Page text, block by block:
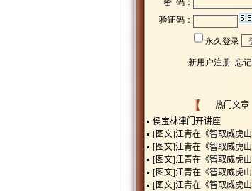
热门文章
侯宝林津门开讲座
[图文]江青在《智取威虎山
[图文]江青在《智取威虎山
[图文]江青在《智取威虎山
[图文]江青在《智取威虎山
[图文]江青在《智取威虎山